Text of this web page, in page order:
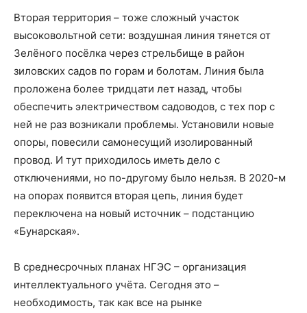
Вторая территория – тоже сложный участок
высоковольтной сети: воздушная линия тянется от
Зелёного посёлка через стрельбище в район
зиловских садов по горам и болотам. Линия была
проложена более тридцати лет назад, чтобы
обеспечить электричеством садоводов, с тех пор с
ней не раз возникали проблемы. Установили новые
опоры, повесили самонесущий изолированный
провод. И тут приходилось иметь дело с
отключениями, но по-другому было нельзя. В 2020-м
на опорах появится вторая цепь, линия будет
переключена на новый источник – подстанцию
«Бунарская».
В среднесрочных планах НГЭС – организация
интеллектуального учёта. Сегодня это –
необходимость, так как все на рынке